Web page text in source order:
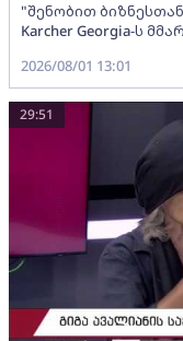
"შენობით
Karcher Georgia-ს
2026/08/01 13:01
29:51